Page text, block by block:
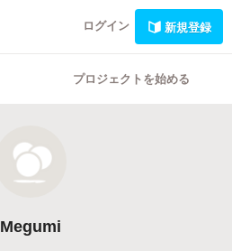
ログイン 新規登録
プロジェクトを始める
Megumi